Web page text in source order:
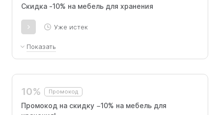
Скидка -10% на мебель для хранения
Уже истек
Показать
промокоду
10% Промокод
Промокод на скидку −10% на мебель для